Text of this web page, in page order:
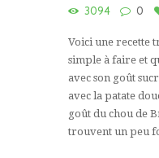
3094
0
Voici une recette
simple à faire et
avec son goût
avec la patate
goût du chou de
trouvent un peu